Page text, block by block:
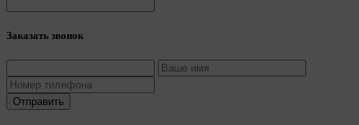
Заказать звонок
Отправить